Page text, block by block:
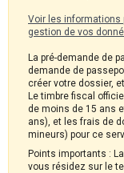
Voir les informations
gestion de vos
La pré-demande de
demande de
créer votre dossier,
Le timbre fiscal
de moins de 15 ans
ans), et les frais de
mineurs) pour ce
Points importants :
vous résidez sur le